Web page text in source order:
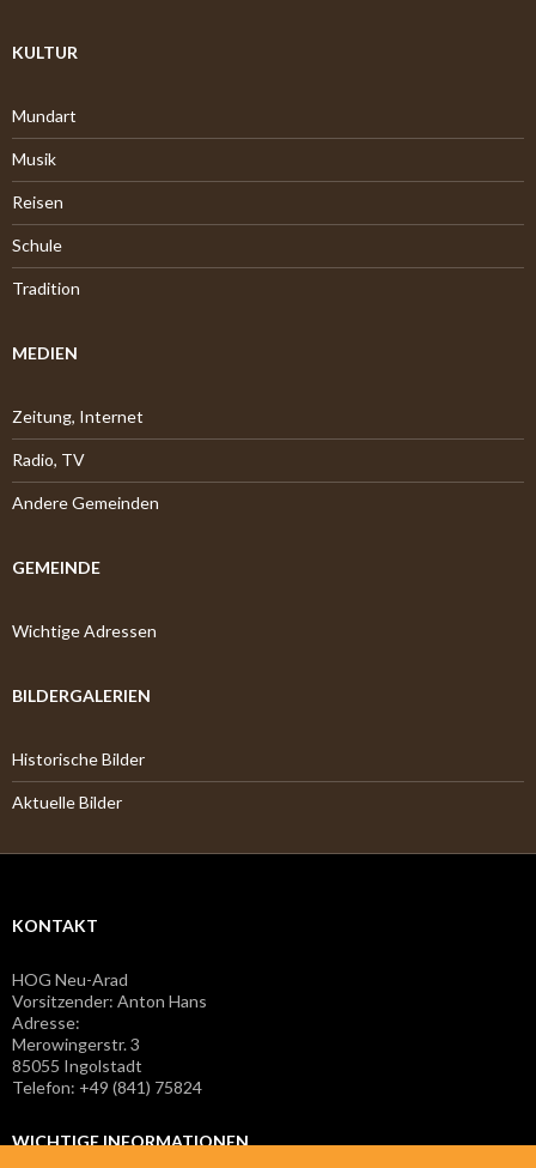
KULTUR
Mundart
Musik
Reisen
Schule
Tradition
MEDIEN
Zeitung, Internet
Radio, TV
Andere Gemeinden
GEMEINDE
Wichtige Adressen
BILDERGALERIEN
Historische Bilder
Aktuelle Bilder
KONTAKT
HOG Neu-Arad
Vorsitzender: Anton Hans
Adresse:
Merowingerstr. 3
85055 Ingolstadt
Telefon: +49 (841) 75824
WICHTIGE INFORMATIONEN